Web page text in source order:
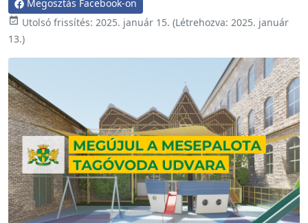
Megosztás Facebook-on
 Utolsó frissítés: 2025. január 15. (Létrehozva: 2025. január
13.)